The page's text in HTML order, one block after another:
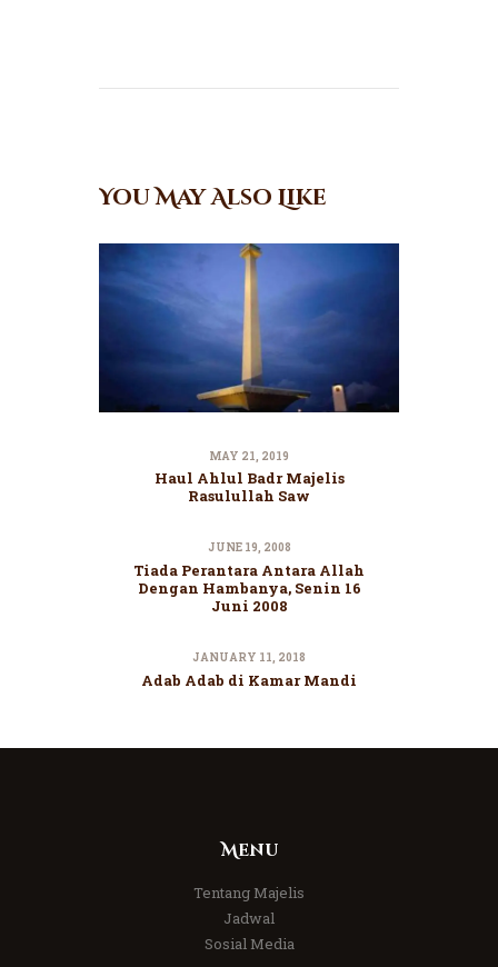
You May Also Like
MAY 21, 2019
Haul Ahlul Badr Majelis
Rasulullah Saw
JUNE 19, 2008
Tiada Perantara Antara Allah
Dengan Hambanya, Senin 16
Juni 2008
JANUARY 11, 2018
Adab Adab di Kamar Mandi
Menu
Tentang Majelis
Jadwal
Sosial Media